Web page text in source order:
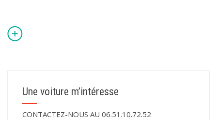
Une voiture m’intéresse
CONTACTEZ-NOUS AU 06.51.10.72.52